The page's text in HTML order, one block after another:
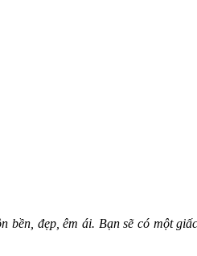
đẹp, êm ái. Bạn sẽ có một